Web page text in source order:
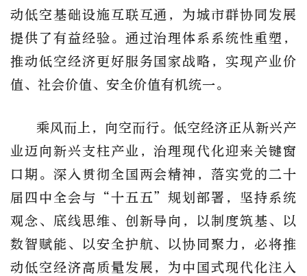
动低空基础设施互联互通，为城市群协同发展
提供了有益经验。通过治理体系系统性重塑，
推动低空经济更好服务国家战略，实现产业价
值、社会价值、安全价值有机统一。
乘风而上，向空而行。低空经济正从新兴产
业迈向新兴支柱产业，治理现代化迎来关键窗
口期。深入贯彻全国两会精神，落实党的二十
届四中全会与 “十五五”规划部署，坚持系统
观念、底线思维、创新导向，以制度筑基、以
数智赋能、以安全护航、以协同聚力，必将推
动低空经济高质量发展，为中国式现代化注入